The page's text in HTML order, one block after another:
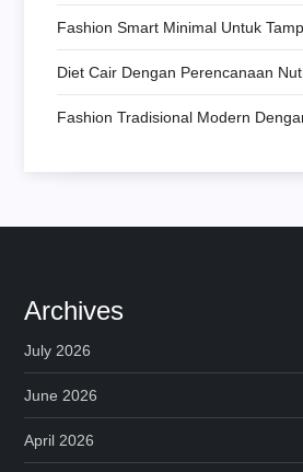
Fashion Smart Minimal Untuk
Diet Cair Dengan Perencanaan
Fashion Tradisional Modern
Archives
July 2026
June 2026
April 2026